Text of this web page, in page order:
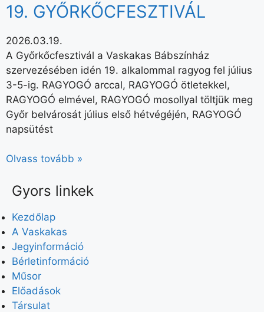
19. GYŐRKŐCFESZTIVÁL
2026.03.19.
A Győrkőcfesztivál a Vaskakas Bábszínház
szervezésében idén 19. alkalommal ragyog fel július
3-5-ig. RAGYOGÓ arccal, RAGYOGÓ ötletekkel,
RAGYOGÓ elmével, RAGYOGÓ mosollyal töltjük meg
Győr belvárosát július első hétvégéjén, RAGYOGÓ
napsütést
Olvass tovább »
Gyors linkek
Kezdőlap
A Vaskakas
Jegyinformáció
Bérletinformáció
Műsor
Előadások
Társulat